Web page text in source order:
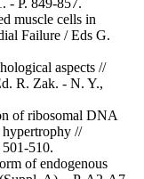
muscle cells in
Failure / Eds G.
aspects //
R. Zak. - N. Y.,
of ribosomal DNA
//
510.
of endogenous